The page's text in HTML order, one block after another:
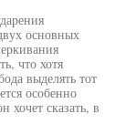
основных
что хотя
выделять тот
особенно
хочет сказать, в